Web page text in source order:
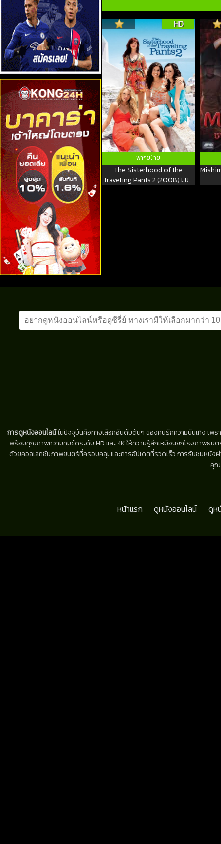
HD
พากย์ไทย
The Sisterhood of the
Traveling Pants 2 (2008) มนต์
การดูหนังออนไลน์ในปัจจุบันคือทางเลือกอันดับต้นๆ ของคนรักความบันเทิง เพร
พร้อมคุณภาพความคมชัดระดับ HD และ 4K ให้ความรู้สึกเหมือนยกโรงภาพยน
ด้วยคอลเลกชันภาพยนตร์ที่ครอบคลุมและการอัปเดตที่รวดเร็ว การรับชมหนัง
คุณ
หน้าแรก ดูหนังออนไลน์ ดูห